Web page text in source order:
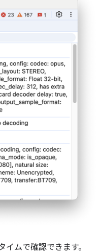
ムで確認できます。